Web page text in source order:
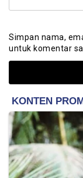
Simpan nama,
untuk komentar